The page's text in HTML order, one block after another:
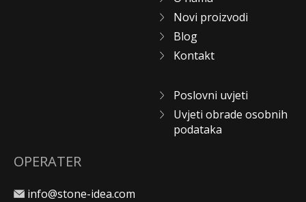
Novi proizvodi
Blog
Kontakt
Poslovni uvjeti
Uvjeti obrade osobnih
podataka
OPERATER
info@stone-idea.com